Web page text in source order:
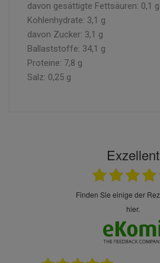
davon gesättigte Fettsäuren: 0,1 g
Kohlenhydrate: 3,1 g
davon Zucker: 3,1 g
Ballaststoffe: 34,1 g
Proteine: 7,8 g
Salz: 0,25 g
Exzellent
finden Sie einige der Rezensionen
hier.